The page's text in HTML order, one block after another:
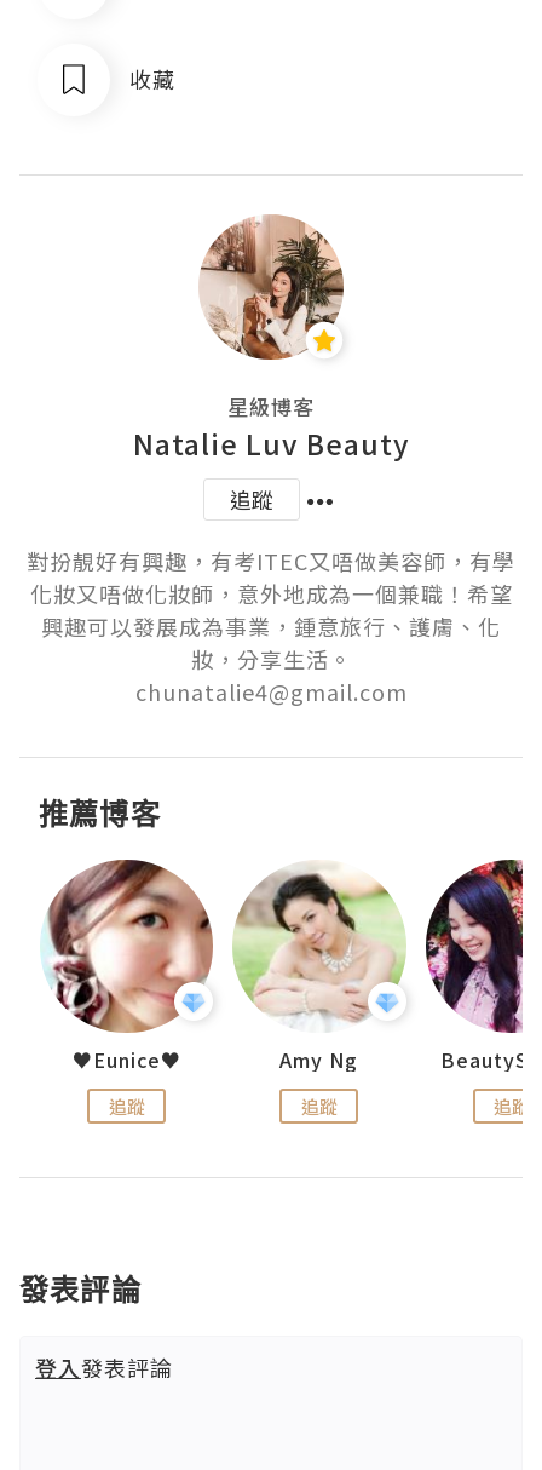
收藏
星級博客
Natalie Luv Beauty
追蹤
對扮靚好有興趣，有考ITEC又唔做美容師，有學
化妝又唔做化妝師，意外地成為一個兼職！希望
興趣可以發展成為事業，鍾意旅行、護膚、化
妝，分享生活。
chunatalie4@gmail.com
推薦博客
♥Eunice♥
追蹤
Amy Ng
追蹤 追蹤
發表評論
登入發表評論